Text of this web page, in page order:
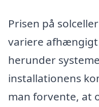
Prisen på
variere
herunder
installationens
man forvente, at